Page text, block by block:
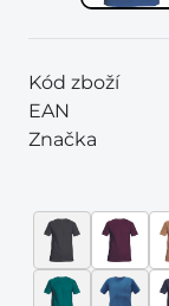
Kód zboží
EAN
Značka